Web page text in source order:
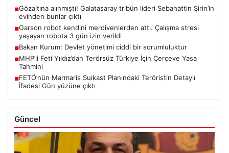
■Gözaltına alınmıştı! Galatasaray tribün lideri Sebahattin Şirin’in
evinden bunlar çıktı
■Garson robot kendini merdivenlerden attı. Çalışma stresi
yaşayan robota 3 gün izin verildi
■Bakan Kurum: Devlet yönetimi ciddi bir sorumluluktur
■MHP’li Feti Yıldız’dan Terörsüz Türkiye İçin Çerçeve Yasa
Tahmini
■FETÖ’nün Marmaris Suikast Planındaki Teröristin Detaylı
İfadesi Gün yüzüne çıktı
Güncel